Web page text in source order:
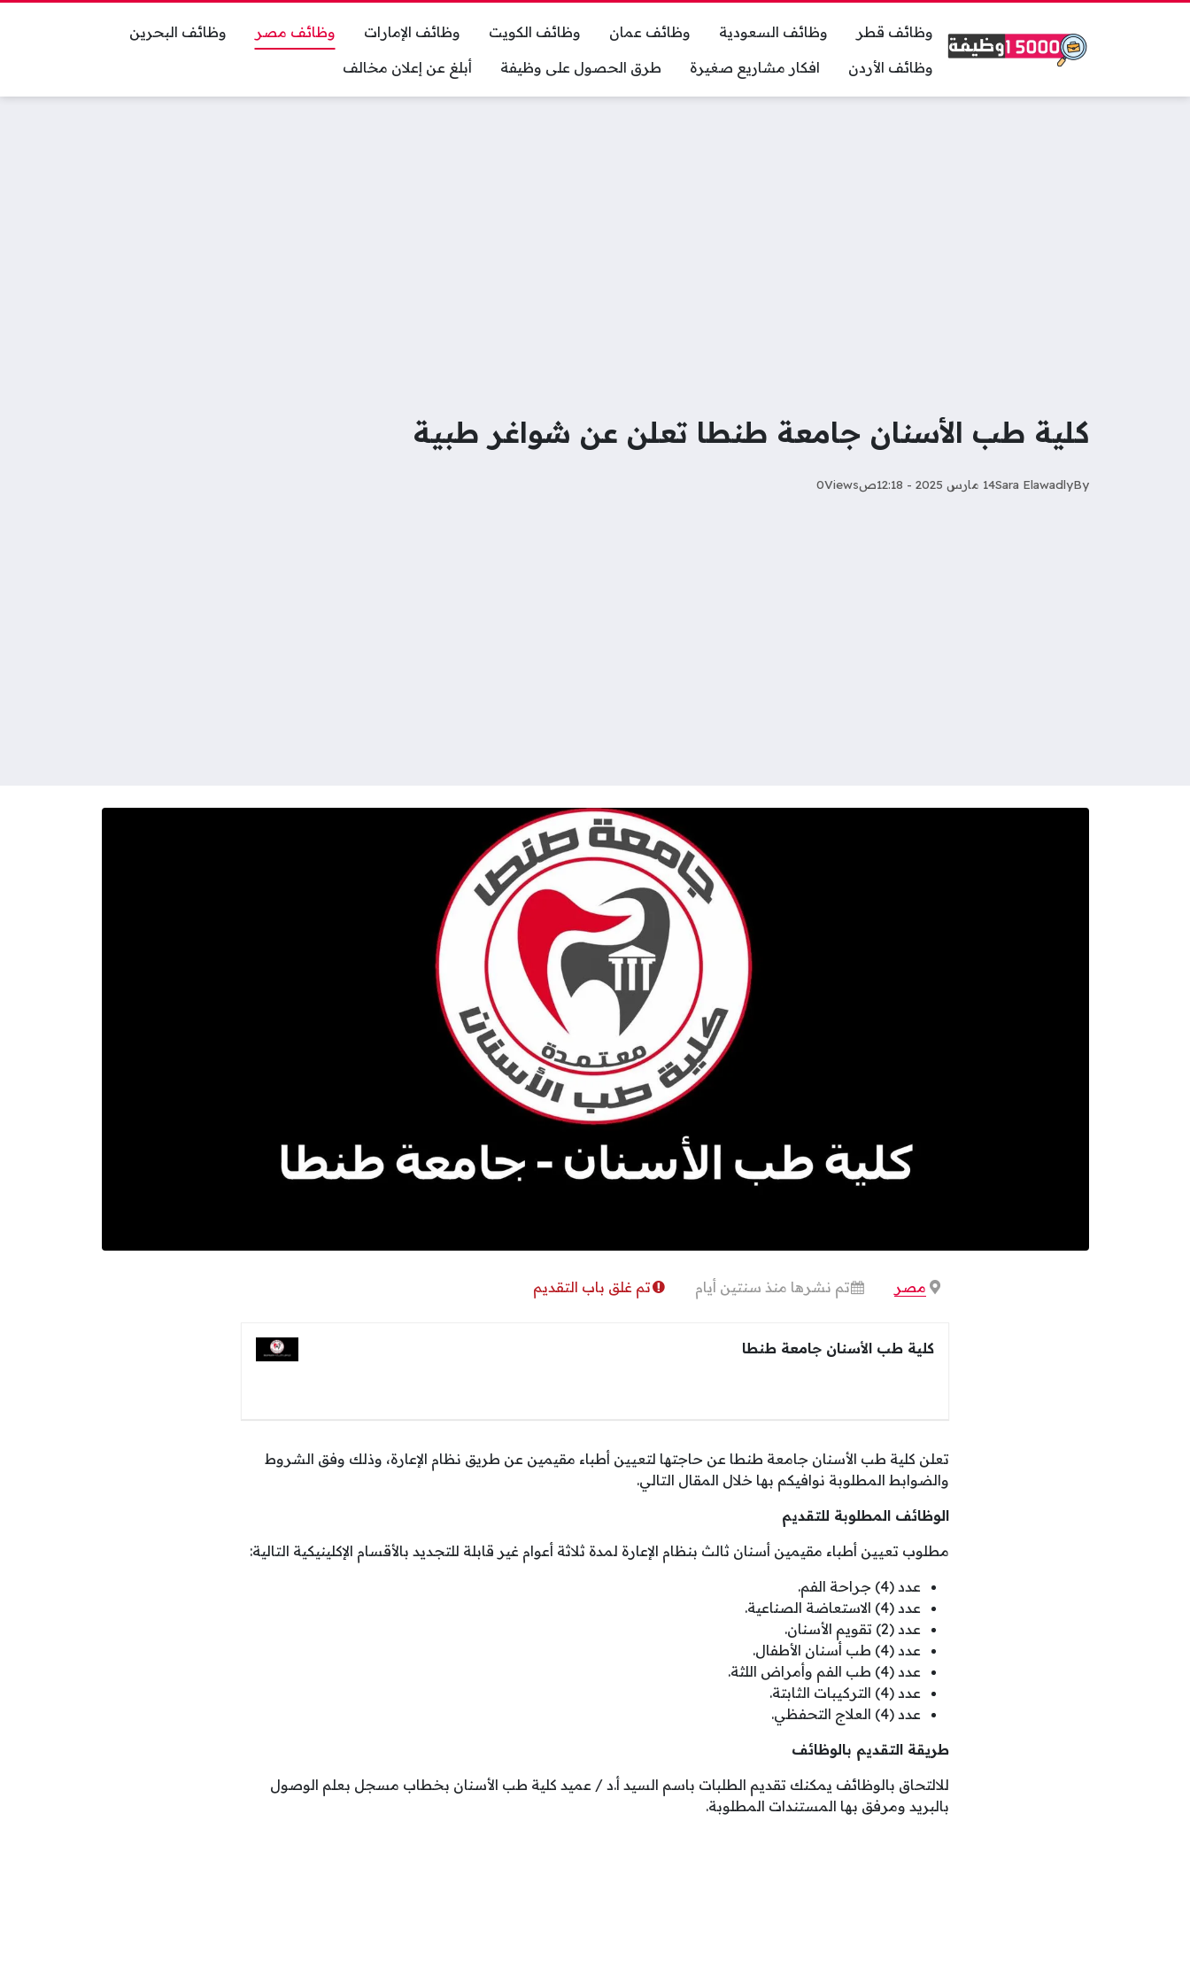
وظائف قطر وظائف السعودية وظائف عمان وظائف الكويت وظائف الإمارات وظائف مصر
وظائف البحرين
وظائف الأردن
افكار مشاريع صغيرة طرق الحصول على وظيفة أبلغ عن إعلان مخالف
كلية طب الأسنان جامعة طنطا تعلن عن شواغر طبية
By
Sara Elawadly‎‏14 مارس 2025 - 12:18ص Views
0
مصر تم نشرها منذ سنتين أيام تم غلق باب التقديم
كلية طب الأسنان جامعة طنطا
تعلن كلية طب الأسنان جامعة طنطا عن حاجتها لتعيين أطباء مقيمين عن طريق نظام الإعارة، وذلك وفق الشروط
والضوابط المطلوبة نوافيكم بها خلال المقال التالي.
الوظائف المطلوبة للتقديم
مطلوب تعيين أطباء مقيمين أسنان ثالث بنظام الإعارة لمدة ثلاثة أعوام غير قابلة للتجديد بالأقسام الإكلينيكية التالية:
عدد (4) جراحة الفم.
عدد (4) الاستعاضة الصناعية.
عدد (2) تقويم الأسنان.
عدد (4) طب أسنان الأطفال.
عدد (4) طب الفم وأمراض اللثة.
عدد (4) التركيبات الثابتة.
عدد (4) العلاج التحفظي.
طريقة التقديم بالوظائف
للالتحاق بالوظائف يمكنك تقديم الطلبات باسم السيد أ.د / عميد كلية طب الأسنان بخطاب مسجل بعلم الوصول
بالبريد ومرفق بها المستندات المطلوبة.